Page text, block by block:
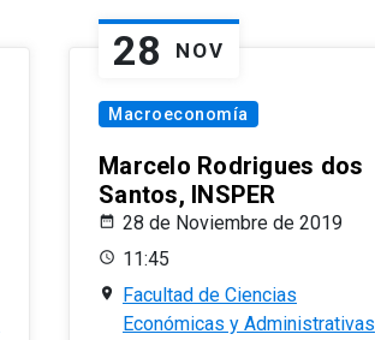
28 NOV
Macroeconomía
Marcelo Rodrigues dos
Santos, INSPER
28 de Noviembre de 2019
11:45
Facultad de Ciencias
Económicas y Administrativas